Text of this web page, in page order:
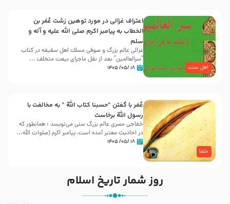
اهل سنت
اعتراف غزالی در مورد توهین زشت عُمَر بن
الخطاب به پیامبر اکرم صلی الله علیه و آله و
سلم
غزالی عالم بزرگ و صوفی مسلك اهل سقيفه در کتاب
“سرالعالمین” بعد از نقل ماجرای بیعت متخلف ...
۱۸ /۰۵/ ۱۴۰۵
خلفا
عُمَر با گفتن “حسبنا كتاب اللّه ” به مخالفت با
رسول اللّه برخاست
خفاجی مصری عالم بزرگ سنی می‌نویسد : همانطور که
در احادیث معتبر آمده است، پیامبر اکرم (صلوات اللّه...
۱۸ /۰۵/ ۱۴۰۵
روز شمار تاریخ اسلام